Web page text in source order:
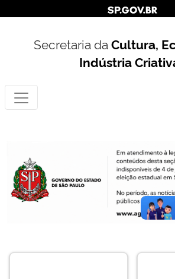
Secretaria daCultura,
Indústria